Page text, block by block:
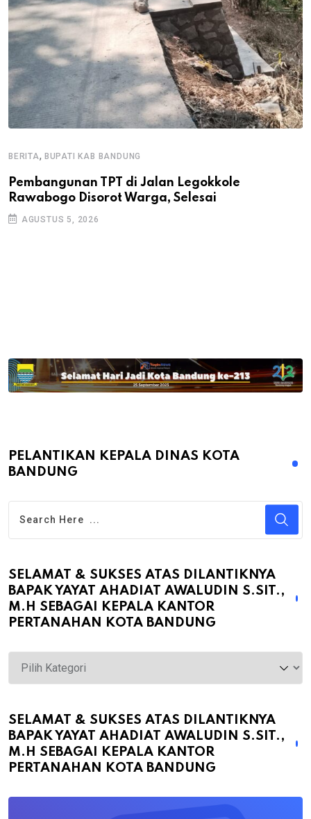
BERITA, BUPATI KAB BANDUNG
Pembangunan TPT di Jalan Legokkole
Rawabogo Disorot Warga, Selesai
AGUSTUS 5, 2026
PELANTIKAN KEPALA DINAS KOTA
BANDUNG
SELAMAT & SUKSES ATAS DILANTIKNYA
BAPAK YAYAT AHADIAT AWALUDIN S.SIT.,
M.H SEBAGAI KEPALA KANTOR
PERTANAHAN KOTA BANDUNG
atas
Dilantiknya
Bapak
Ahadiat
SELAMAT & SUKSES ATAS DILANTIKNYA
BAPAK YAYAT AHADIAT AWALUDIN S.SIT.,
M.H SEBAGAI KEPALA KANTOR
PERTANAHAN KOTA BANDUNG